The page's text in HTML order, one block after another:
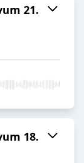
21.
18.